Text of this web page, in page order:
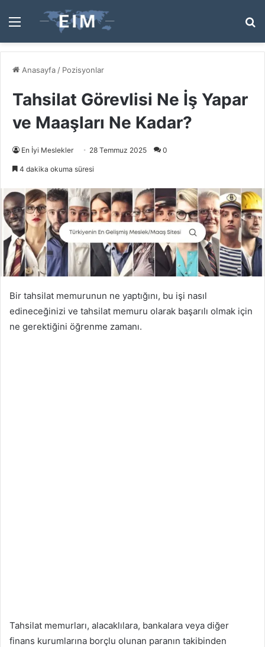
Menü
...
Anasayfa / Pozisyonlar
Tahsilat Görevlisi Ne İş Yapar
ve Maaşları Ne Kadar?
En İyi Meslekler 28 Temmuz 2025 0
4 dakika okuma süresi
Bir tahsilat memurunun ne yaptığını, bu işi nasıl
edineceğinizi ve tahsilat memuru olarak başarılı olmak için
ne gerektiğini öğrenme zamanı.
Tahsilat memurları, alacaklılara, bankalara veya diğer
finans kurumlarına borçlu olunan paranın takibinden